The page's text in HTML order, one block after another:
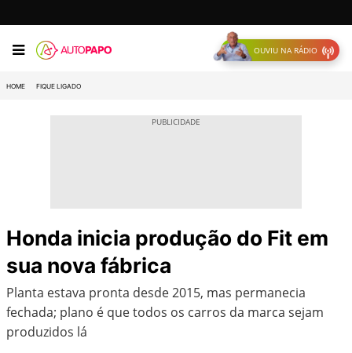
OUVIU NA RÁDIO
HOME FIQUE LIGADO
Honda inicia produção do Fit em
sua nova fábrica
Planta estava pronta desde 2015, mas permanecia
fechada; plano é que todos os carros da marca sejam
produzidos lá